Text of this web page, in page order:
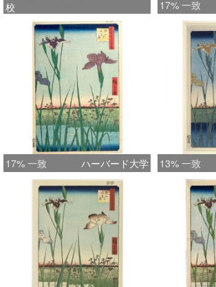
校
17% 一致
17% 一致 ハーバード大学 13% 一致